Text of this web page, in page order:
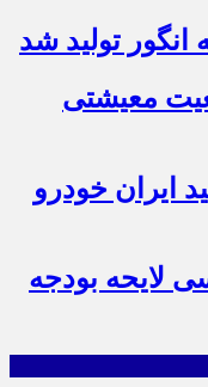
تولید شد
بودجه 99 وضعیت معیشتی
تولید ایران خودرو
لایحه بودجه